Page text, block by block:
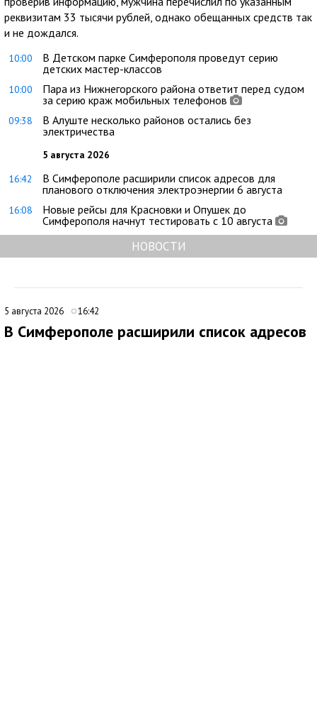
реквизитам 33 тысячи рублей, однако обещанных средств так
и не дождался.
10:00
В Детском парке Симферополя проведут серию
детских мастер-классов
10:00
Пара из Нижнегорского района ответит перед судом
за серию краж мобильных телефонов
09:38
В Алуште несколько районов остались без
электричества
5 августа 2026
16:42
В Симферополе расширили список адресов для
планового отключения электроэнергии 6 августа
16:08
Новые рейсы для Красновки и Опушек до
Симферополя начнут тестировать с 10 августа
НОВОСТИ
5 августа 2026 16:42
В Симферополе расширили список адресов